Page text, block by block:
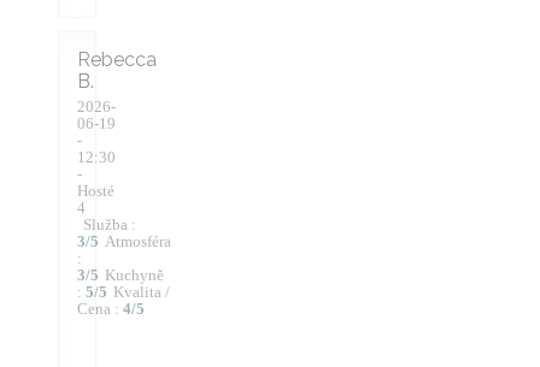
Rebecca
B
2026-
06-19
-
12:30
-
Hosté
4
Služba :
3/5 Atmosféra
:
3/5 Kuchyně
: 5/5 Kvalita /
Cena : 4/5